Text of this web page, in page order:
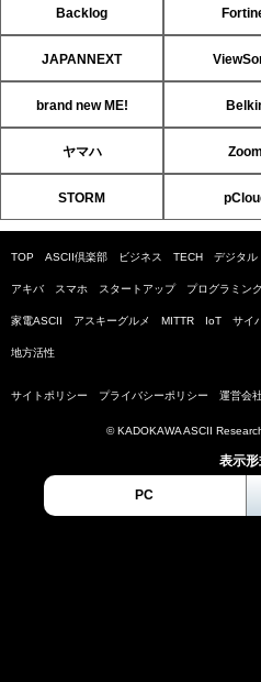
Backlog
JAPANNEXT
brand new ME!
ヤマハ Zoom
STORM
TOP ASCII倶楽部 ビジネス TECH デジタル
アキバ スマホ スタートアップ プログラミン
家電ASCII アスキーグルメ MITTR IoT サイ
地方活性
サイトポリシー プライバシーポリシー 運営会
© KADOKAWA ASCII
表示
PC